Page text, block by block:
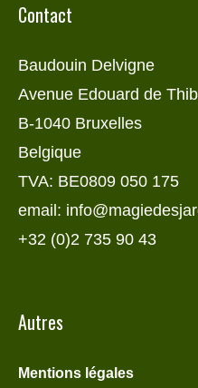
Contact
Baudouin Delvigne
Avenue Edouard de
B-1040 Bruxelles
Belgique
TVA: BE0809 050 175
email:
+32 (0)2 735 90 43
Autres
Mentions légales